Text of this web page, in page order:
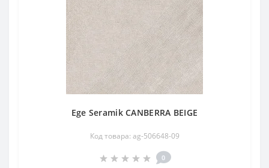
Ege Seramik CANBERRA BEIGE
Код товара: ag-506648-09
0